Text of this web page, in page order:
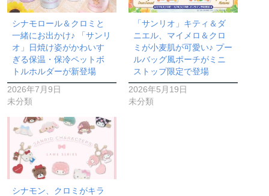
シナモロール＆クロミと
一緒にお出かけ♪ 「サンリ
オ」日焼け姿がかわいす
ぎる保温・保冷ペットボ
トルホルダーが新登場
2026年7月9日
未分類
「サンリオ」キティ＆ダ
ニエル、マイメロ＆クロ
ミが小麦肌が可愛い♪ プー
ルバッグ風ポーチがミニ
ストップ限定で登場
2026年5月19日
未分類
シナモン、クロミがキラ